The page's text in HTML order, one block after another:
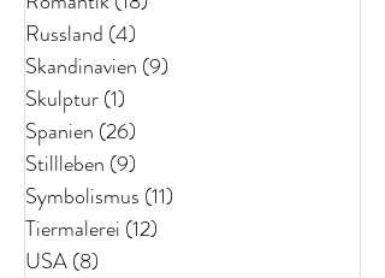
Russland (4)
Skandinavien (9)
Skulptur(1)
Spanien (26)
Stillleben (9)
Symbolismus (11)
Tiermalerei (12)
USA(8)